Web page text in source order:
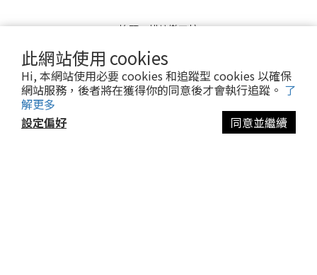
此網站使用 cookies
Hi, 本網站使用必要 cookies 和追蹤型 cookies 以確保
網站服務，後者將在獲得你的同意後才會執行追蹤。 了
解更多
設定偏好
同意並繼續
抬頭：烘焙樂工坊
【廠商邀約請來信 - 服務信箱】
bakingfun100@gmail.com